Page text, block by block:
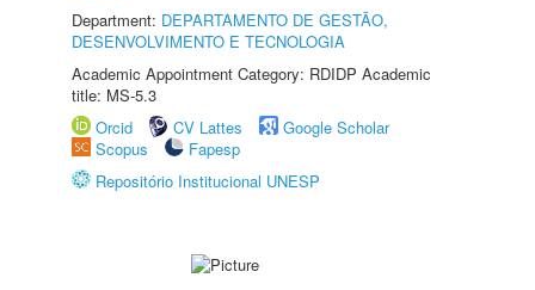
Department: DEPARTAMENTO DE GESTÃO,
DESENVOLVIMENTO E TECNOLOGIA
Academic Appointment Category: RDIDP Academic
title: MS-5.3
Orcid
CV Lattes
Google Scholar
Scopus
Fapesp
Repositório Institucional UNESP